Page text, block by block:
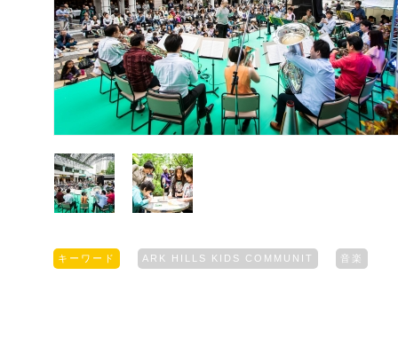
キーワード ARK HILLS KIDS COMMUNIT 音楽